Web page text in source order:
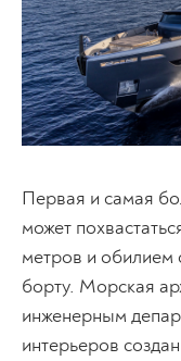
Первая и самая
может
метров и обилием
борту. Морская
инженерным
интерьеров